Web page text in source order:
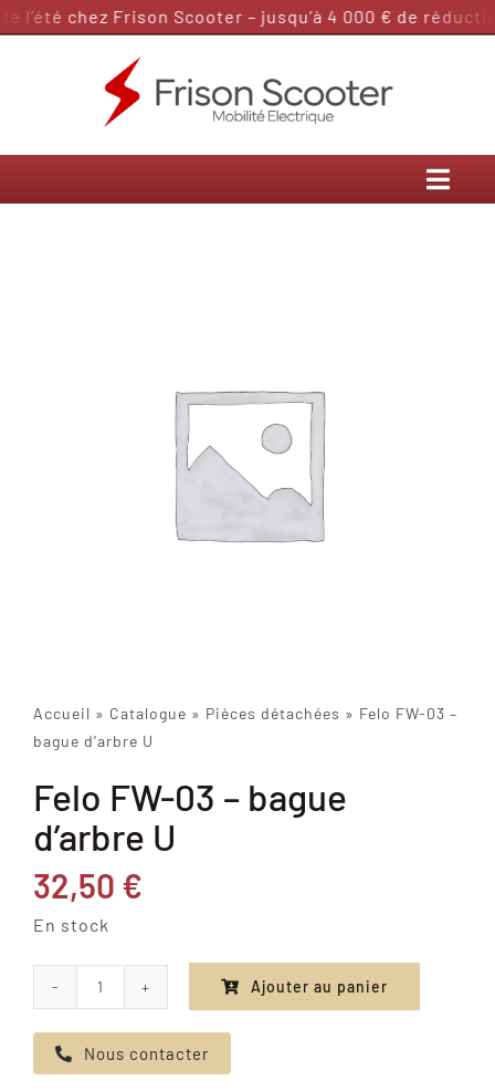
Passer
l’été chez Frison Scooter – jusqu’à 4 000 € de
Accueil » Catalogue » Pièces détachées » Felo FW-03 –
bague d’arbre U
Felo FW-03 – bague
d’arbre U
32,50 €
En stock
de
Felo
Ajouter au panier
Nous contacter